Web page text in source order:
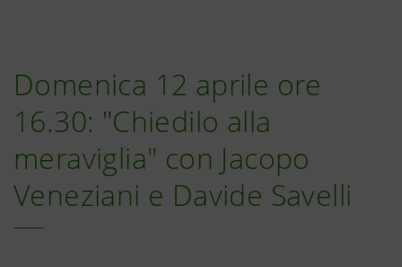
Domenica 12 aprile ore
16.30: "Chiedilo alla
meraviglia" con Jacopo
Veneziani e Davide Savelli